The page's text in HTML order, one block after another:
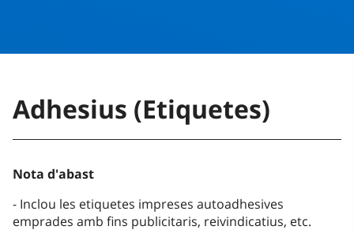
Adhesius (Etiquetes)
Nota d'abast
Inclou les etiquetes impreses autoadhesives
emprades amb fins publicitaris, reivindicatius, etc.